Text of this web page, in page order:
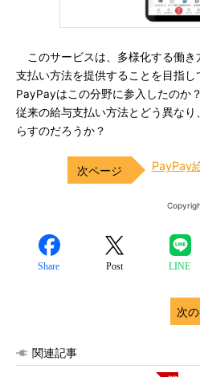
このサービスは、多様化する働き
支払い方法を提供することを目指
PayPayはこの分野に参入したの
従来の給与支払い方法とどう異な
らすのだろうか？
PayPay
Share Post LINE
次
関連記事